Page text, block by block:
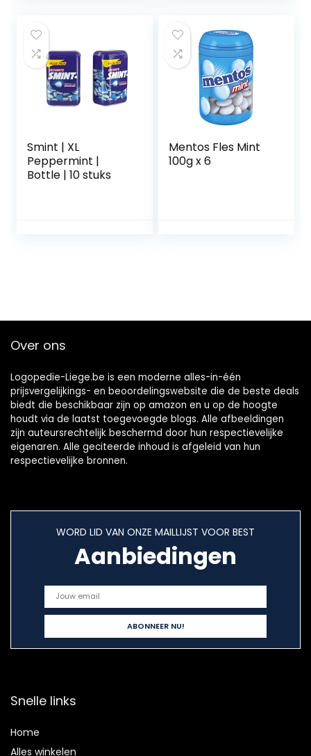
Smint | XL
Peppermint |
Bottle | 10 stuks
Mentos Fles Mint
100g x 6
Over ons
Logopedie-Liege.be is een moderne alles-in-één
prijsvergelijkings- en beoordelingswebsite die de beste deals
biedt die beschikbaar zijn op amazon en u op de hoogte
houdt via de laatst toegevoegde blogs. Alle afbeeldingen
zijn auteursrechtelijk beschermd door hun respectievelijke
eigenaren. Alle geciteerde inhoud is afgeleid van hun
respectievelijke bronnen.
WORD LID VAN ONZE MAILLIJST VOOR BEST
Aanbiedingen
Snelle links
Home
Alles winkelen